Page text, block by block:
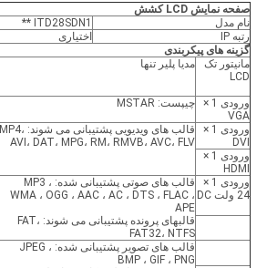
صفحه نمایش LCD کشش
نام مدل
ITD28SDN1 **
رتبه IP
اختیاری
گزینه های پیکربندی
مانیتور تک
LCD
مدیا پلیر تنها
ورودی 1 ×
VGA
چیپست: MSTAR
ورودی 1 ×
DVI
قالب های ویدیویی پشتیبانی می شوند: MP4،
AVI، DAT، MPG، RM، RMVB، AVC، FLV
ورودی 1 ×
HDMI
ورودی 1 ×
24 ولت DC
قالب های صوتی پشتیبانی شده: MP3 ،
WMA ، OGG ، AAC ، AC ، DTS ، FLAC ،
APE
قالبهای پرونده پشتیبانی می شوند: FAT،
FAT32، NTFS
قالب های تصویر پشتیبانی شده: JPEG ،
BMP ، GIF ، PNG